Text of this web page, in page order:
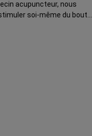
acupuncteur, nous
soi-même du bout